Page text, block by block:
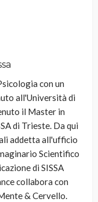
con un
all'Università di
il Master in
di Trieste. Da qui
addetta all'ufficio
Scientifico
di SISSA
collabora con
& Cervello.